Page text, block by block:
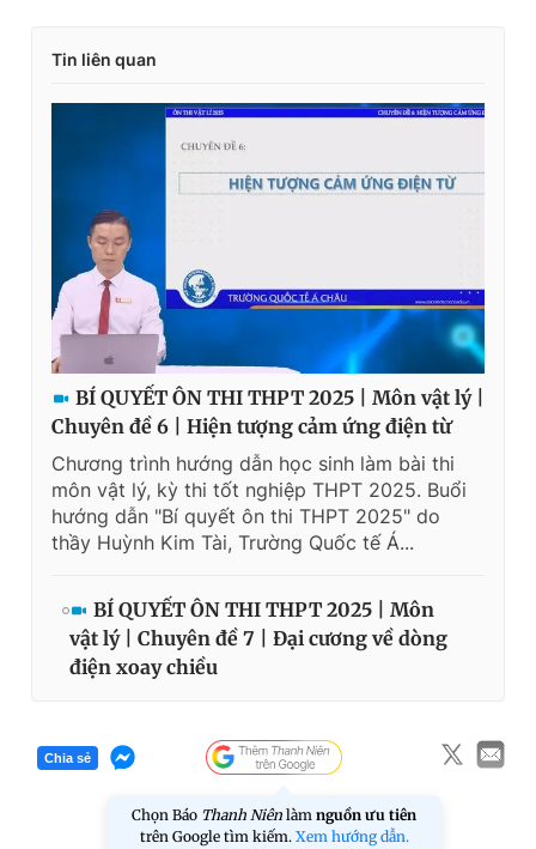
Tin liên quan
BÍ QUYẾT ÔN THI THPT 2025 | Môn vật lý |
Chuyên đề 6 | Hiện tượng cảm ứng điện từ
Chương trình hướng dẫn học sinh làm bài thi
môn vật lý, kỳ thi tốt nghiệp THPT 2025. Buổi
hướng dẫn "Bí quyết ôn thi THPT 2025" do
thầy Huỳnh Kim Tài, Trường Quốc tế Á...
BÍ QUYẾT ÔN THI THPT 2025 | Môn
vật lý | Chuyên đề 7 | Đại cương về dòng
điện xoay chiều
Chia sẻ
Chọn Báo Thanh Niên làm nguồn ưu tiên
trên Google tìm kiếm. Xem hướng dẫn.